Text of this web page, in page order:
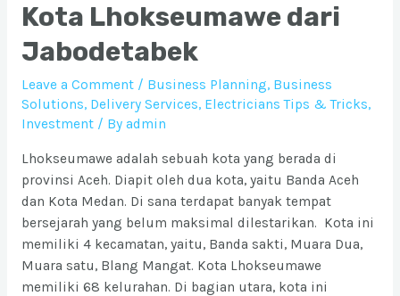
Kota Lhokseumawe dari
Jabodetabek
Leave a Comment / Business Planning, Business
Solutions, Delivery Services, Electricians Tips & Tricks,
Investment/ By admin
Lhokseumawe adalah sebuah kota yang berada di
provinsi Aceh. Diapit oleh dua kota, yaitu Banda Aceh
dan Kota Medan. Di sana terdapat banyak tempat
bersejarah yang belum maksimal dilestarikan. Kota ini
memiliki 4 kecamatan, yaitu, Banda sakti, Muara Dua,
Muara satu, Blang Mangat. Kota Lhokseumawe
memiliki 68 kelurahan. Di bagian utara, kota ini